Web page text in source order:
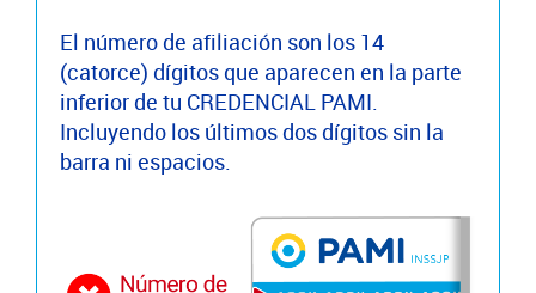
El número de afiliación son los 14
(catorce) dígitos que aparecen en la parte
inferior de tu CREDENCIAL PAMI.
Incluyendo los últimos dos dígitos sin la
barra ni espacios.